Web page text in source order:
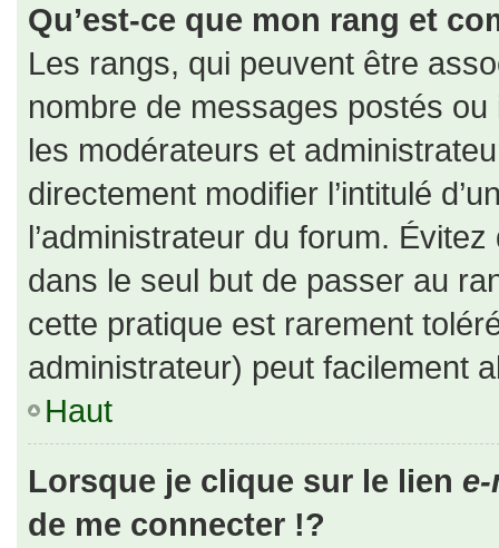
Qu’est-ce que mon rang et
Les rangs, qui peuvent être
nombre de messages postés
les modérateurs et
directement modifier l’intitulé
l’administrateur du forum.
dans le seul but de passer au
cette pratique est rarement
administrateur) peut facilement
Haut
Lorsque je clique sur le lien
de me connecter !?